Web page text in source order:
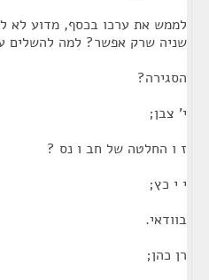
לממש את ערכו בכסף, מדוע לא
שניה שרק אפשר? למה להשלים
הסגירה?
י' צבן;
ז ו החלטה של חב ו נס ?
י י כץ;
בוודאי.
רן כהן;